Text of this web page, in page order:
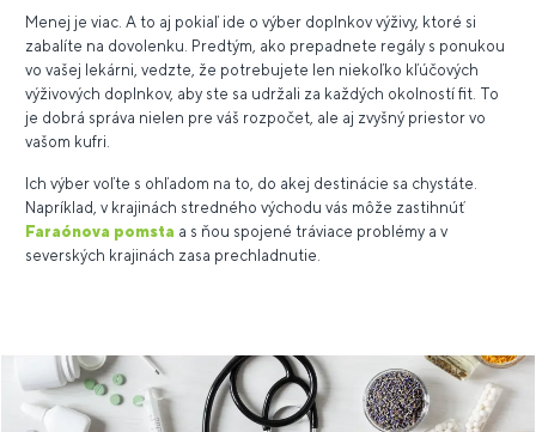
Menej je viac. A to aj pokiaľ ide o výber doplnkov výživy, ktoré si
zabalíte na dovolenku. Predtým, ako prepadnete regály s ponukou
vo vašej lekárni, vedzte, že potrebujete len niekoľko kľúčových
výživových doplnkov, aby ste sa udržali za každých okolností fit. To
je dobrá správa nielen pre váš rozpočet, ale aj zvyšný priestor vo
vašom kufri.
Ich výber voľte s ohľadom na to, do akej destinácie sa chystáte.
Napríklad, v krajinách stredného východu vás môže zastihnúť
Faraónova pomsta a s ňou spojené tráviace problémy a v
severských krajinách zasa prechladnutie.